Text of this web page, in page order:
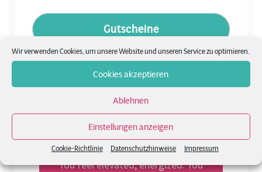
Wir verwenden Cookies, um unsere Website und unseren Service zu optimieren.
Cookies akzeptieren
Ablehnen
Einstellungen anzeigen
Cookie-Richtlinie Datenschutzhinweise Impressum
Gutscheine
"Move like water fueled by your
breath. The result is Flow State. You
tap into your creativity and intuition.
You feel elevated, energized. You